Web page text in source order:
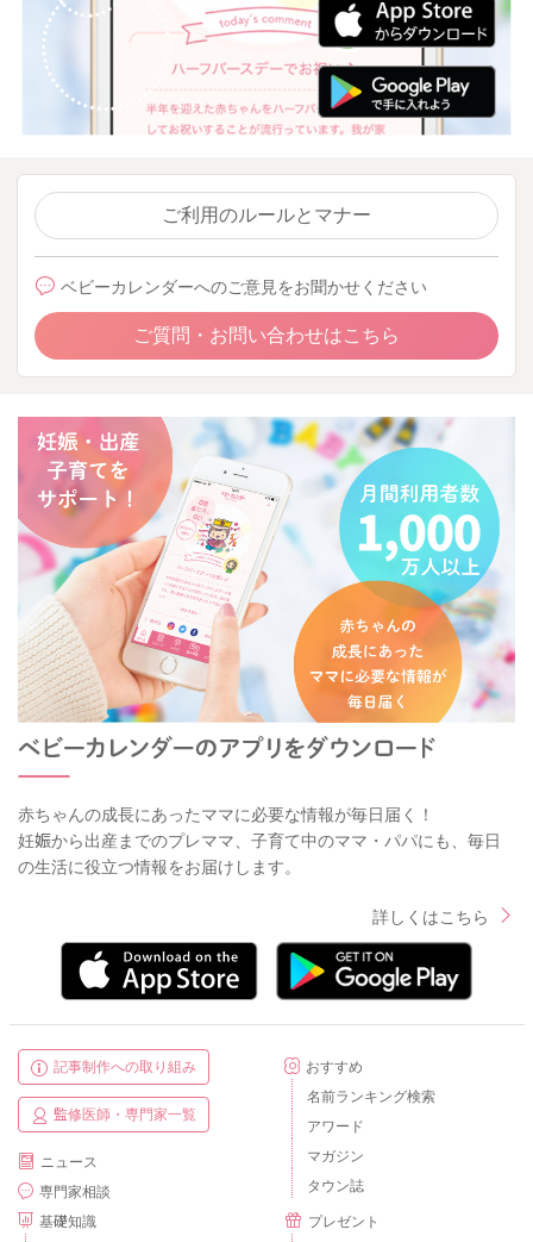
ご利用のルールとマナー
ベビーカレンダーへのご意見をお聞かせください
ご質問・お問い合わせはこちら
赤ちゃんの成長にあったママに必要な情報が毎日届く！
妊娠から出産までのプレママ、子育て中のママ・パパにも、毎日
の生活に役立つ情報をお届けします。
詳しくはこちら
記事制作への取り組み
監修医師・専門家一覧
ニュース
専門家相談
基礎知識
おすすめ
名前ランキング検索
アワード
マガジン
タウン誌
プレゼント